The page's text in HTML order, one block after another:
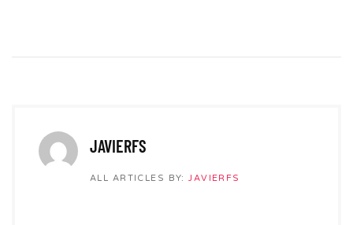
JAVIERFS
ALL ARTICLES BY: JAVIERFS